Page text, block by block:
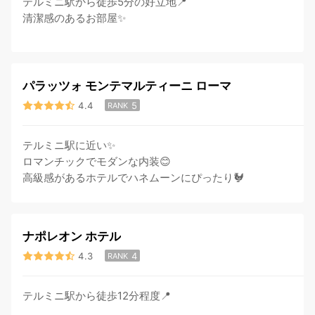
清潔感のあるお部屋✨
パラッツォ モンテマルティーニ ローマ
4.4 RANK 5
テルミニ駅に近い✨
ロマンチックでモダンな内装😊
高級感があるホテルでハネムーンにぴったり🐓
ナポレオン ホテル
4.3 RANK 4
テルミニ駅から徒歩12分程度📍